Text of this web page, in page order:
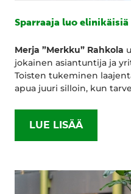
Sparraaja luo
Merja ”Merkku” Rahkola
jokainen asiantuntija ja
Toisten tukeminen
apua juuri silloin, kun
LUE LISÄÄ